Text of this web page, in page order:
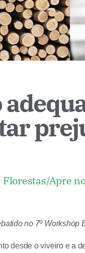
Apre
no 7º
desde o viveiro e a